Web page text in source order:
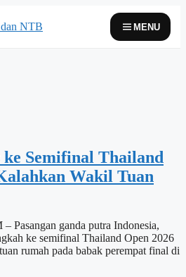
MENU
Semifinal Thailand
Wakil Tuan
ganda putra Indonesia,
ke semifinal Thailand Open 2026
rumah pada babak perempat final di